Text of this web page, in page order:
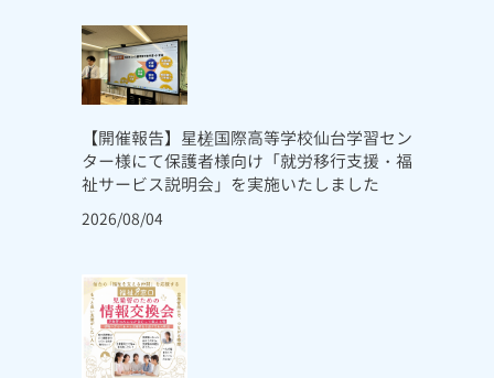
【開催報告】星槎国際高等学校仙台学習セン
ター様にて保護者様向け「就労移行支援・福
祉サービス説明会」を実施いたしました
2026/08/04